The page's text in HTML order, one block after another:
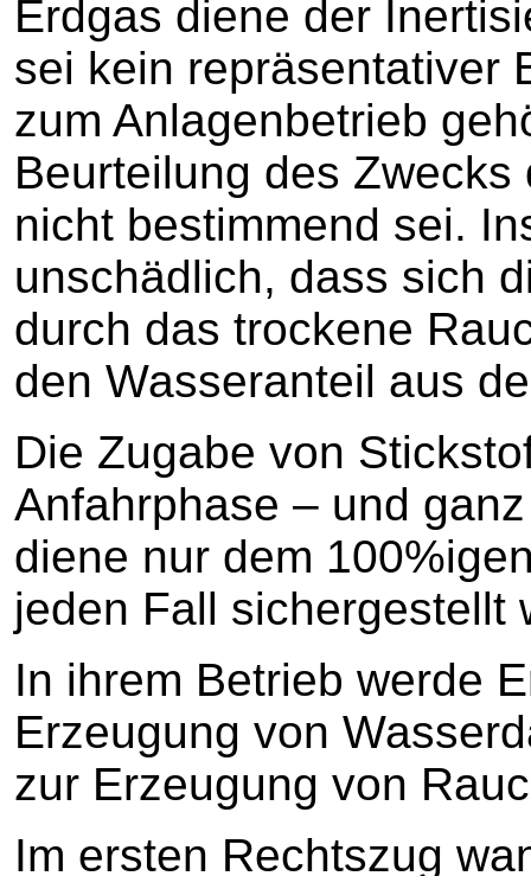
Erdgas diene der
sei kein repräsentativer
zum Anlagenbetrieb
Beurteilung des
nicht bestimmend sei.
unschädlich, dass sich
durch das trockene
den Wasseranteil aus
Die Zugabe von
Anfahrphase – und
diene nur dem
jeden Fall sichergestellt
In ihrem Betrieb werde
Erzeugung von
zur Erzeugung von
Im ersten Rechtszug